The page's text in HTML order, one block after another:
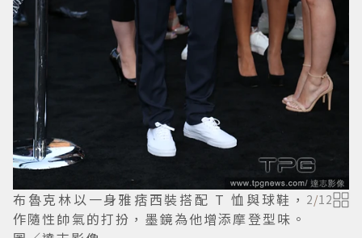
布魯克林以一身雅痞西裝搭配 T 恤與球鞋，
作隨性帥氣的打扮，墨鏡為他增添摩登型味。
2/12